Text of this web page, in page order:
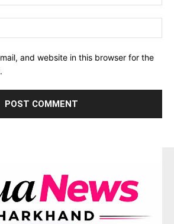
and website in this browser for the